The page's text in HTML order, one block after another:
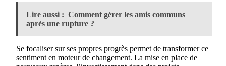
Lire aussi : Comment gérer les amis communs
après une rupture ?
Se focaliser sur ses propres progrès permet de transformer ce
sentiment en moteur de changement. La mise en place de